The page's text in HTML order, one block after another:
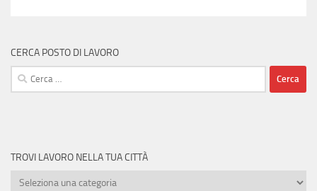
CERCA POSTO DI LAVORO
Ricerca
per:
TROVI LAVORO NELLA TUA CITTÀ
Trovi